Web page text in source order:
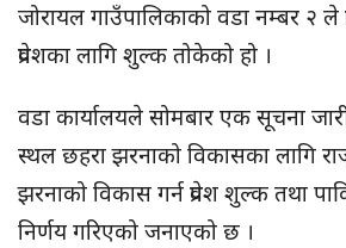
जोरायल गाउँपालिकाको वडा नम्बर २ ले
प्रवेशका लागि शुल्क तोकेको हो ।
वडा कार्यालयले सोमबार एक सूचना जारी
स्थल छहरा झरनाको विकासका लागि
झरनाको विकास गर्न प्रवेश शुल्क तथा
निर्णय गरिएको जनाएको छ ।